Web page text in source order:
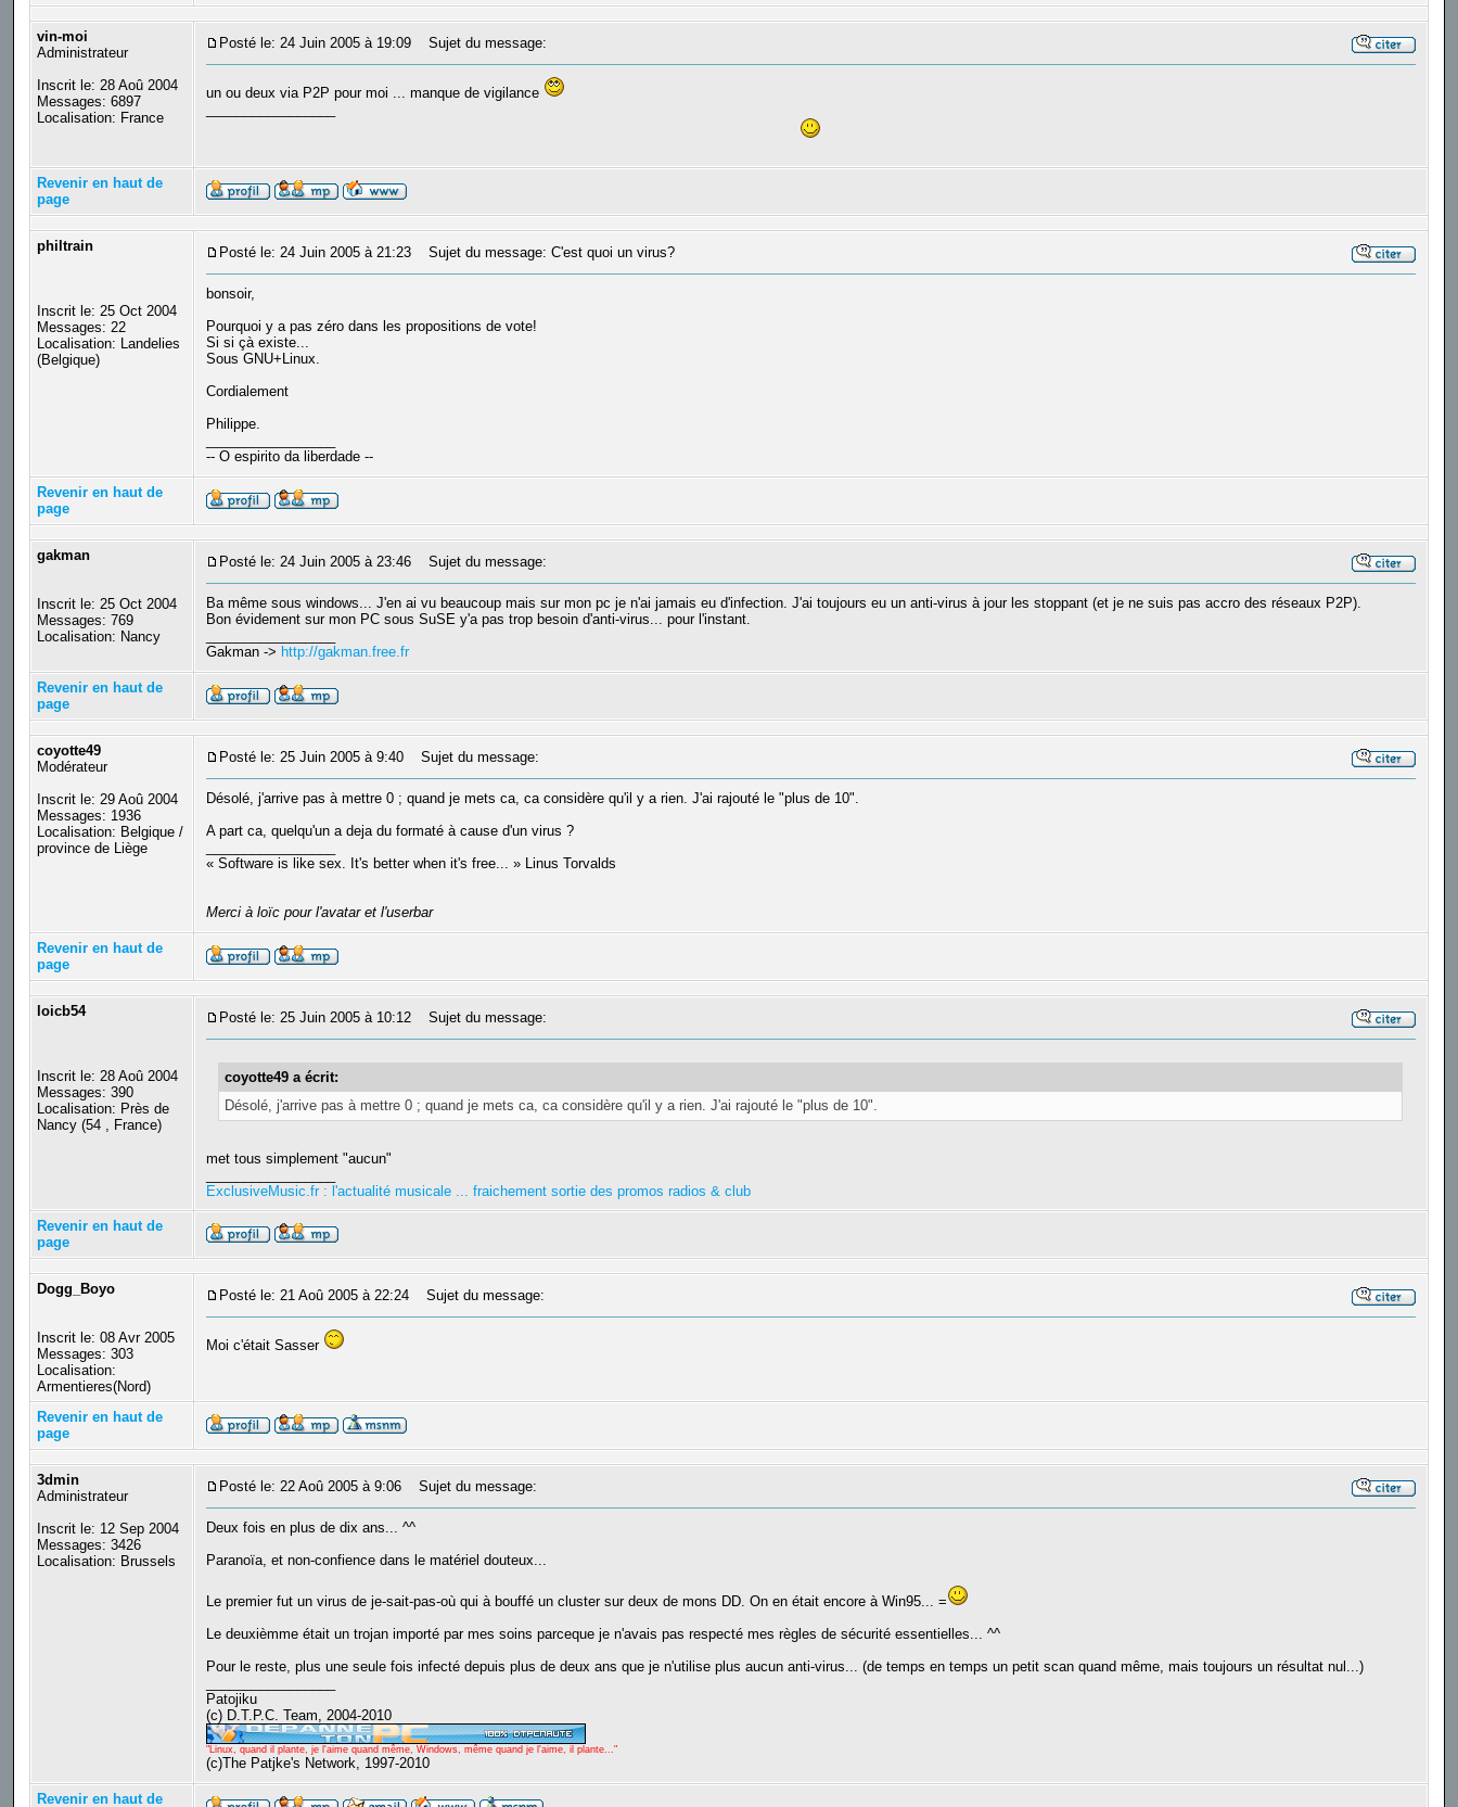
vin-moi
Administrateur
Inscrit le: 28 Aoû 2004
Messages: 6897
Localisation: France
Posté le: 24 Juin 2005 à 19:09 Sujet du message:
un ou deux via P2P pour moi ... manque de vigilance
Revenir en haut de
page
philtrain
Inscrit le: 25 Oct 2004
Messages: 22
Localisation: Landelies
(Belgique)
Posté le: 24 Juin 2005 à 21:23 Sujet du message: C'est quoi un virus?
bonsoir,
Pourquoi y a pas zéro dans les propositions de vote!
Si si çà existe...
Sous GNU+Linux.
Cordialement
Philippe.
-- O espirito da liberdade --
Revenir en haut de
page
gakman
Inscrit le: 25 Oct 2004
Messages: 769
Localisation: Nancy
Posté le: 24 Juin 2005 à 23:46 Sujet du message:
Ba même sous windows... J'en ai vu beaucoup mais sur mon pc je n'ai jamais eu d'infection. J'ai toujours eu un anti-virus à jour les stoppant (et je ne suis pas accro des réseaux P2P).
Bon évidement sur mon PC sous SuSE y'a pas trop besoin d'anti-virus... pour l'instant.
Gakman -> http://gakman.free.fr
Revenir en haut de
page
coyotte49
Modérateur
Inscrit le: 29 Aoû 2004
Messages: 1936
Localisation: Belgique /
province de Liège
Posté le: 25 Juin 2005 à 9:40 Sujet du message:
Désolé, j'arrive pas à mettre 0 ; quand je mets ca, ca considère qu'il y a rien. J'ai rajouté le "plus de 10".
A part ca, quelqu'un a deja du formaté à cause d'un virus ?
« Software is like sex. It's better when it's free... » Linus Torvalds
Merci à loïc pour l'avatar et l'userbar
Revenir en haut de
page
loicb54
Inscrit le: 28 Aoû 2004
Messages: 390
Localisation: Près de
Nancy (54 , France)
Posté le: 25 Juin 2005 à 10:12 Sujet du message:
coyotte49 a écrit:
Désolé, j'arrive pas à mettre 0 ; quand je mets ca, ca considère qu'il y a rien. J'ai rajouté le "plus de 10".
met tous simplement "aucun"
ExclusiveMusic.fr : l'actualité musicale ... fraichement sortie des promos radios & club
Revenir en haut de
page
Dogg_Boyo
Inscrit le: 08 Avr 2005
Messages: 303
Localisation:
Armentieres(Nord)
Posté le: 21 Aoû 2005 à 22:24 Sujet du message:
Moi c'était Sasser
Revenir en haut de
page
3dmin
Administrateur
Inscrit le: 12 Sep 2004
Messages: 3426
Localisation: Brussels
Posté le: 22 Aoû 2005 à 9:06 Sujet du message:
Deux fois en plus de dix ans... ^^
Paranoïa, et non-confience dans le matériel douteux...
Le premier fut un virus de je-sait-pas-où qui à bouffé un cluster sur deux de mons DD. On en était encore à Win95... =
Le deuxièmme était un trojan importé par mes soins parceque je n'avais pas respecté mes règles de sécurité essentielles... ^^
Pour le reste, plus une seule fois infecté depuis plus de deux ans que je n'utilise plus aucun anti-virus... (de temps en temps un petit scan quand même, mais toujours un résultat nul...)
Patojiku
(c) D.T.P.C. Team, 2004-2010
"Linux, quand il plante, je l'aime quand même, Windows, même quand je l'aime, il plante..."
(c)The Patjke's Network, 1997-2010
Revenir en haut de